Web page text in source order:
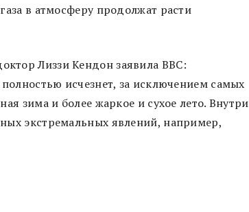
в атмосферу продолжат расти
Лиззи Кендон заявила BBC:
исчезнет, ​​за исключением самых
зима и более жаркое и сухое лето. Внутри
экстремальных явлений, например,